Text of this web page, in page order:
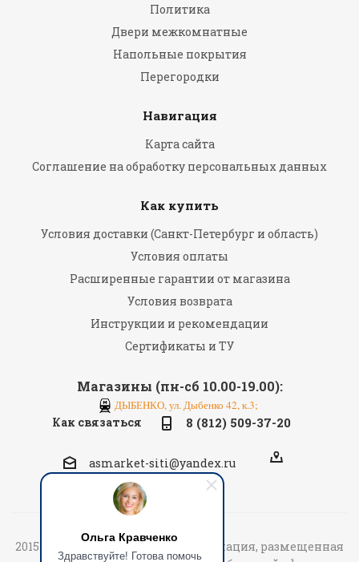
Ольга Кравченко
Здравствуйте! Готова помочь
Политика
Двери межкомнатные
Напольные покрытия
Перегородки
Навигация
Карта сайта
Соглашение на обработку персональных данных
Как купить
Условия доставки (Санкт-Петербург и область)
Условия оплаты
Расширенные гарантии от магазина
Условия возврата
Инструкции и рекомендации
Сертификаты и ТУ
Магазины (пн-сб 10.00-19.00):
ДЫБЕНКО, ул. Дыбенко 42, к.3;
Как связаться 8 (812) 509-37-20
asmarket-siti@yandex.ru
2015-2026 «АСмаркет» © Вся информация, размещенная